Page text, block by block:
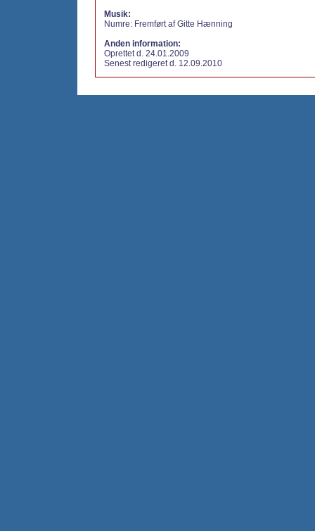
Musik:
Numre: Fremført af Gitte Hænning
Anden information:
Oprettet d. 24.01.2009
Senest redigeret d. 12.09.2010